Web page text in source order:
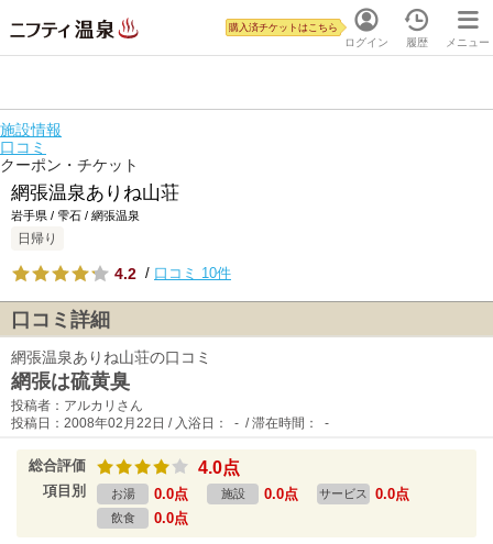
ログイン
購入済チケットはこちら
履歴 メニュー
施設情報
口コミ
クーポン・チケット
網張温泉ありね山荘
岩手県 / 雫石 / 網張温泉
日帰り
4.2 / 口コミ 10件
口コミ詳細
網張温泉ありね山荘の口コミ
網張は硫黄臭
投稿者：アルカリさん
投稿日：2008年02月22日 / 入浴日： - / 滞在時間： -
総合評価 4.0点
項目別 お湯 0.0点 施設 0.0点 サービス 0.0点
飲食 0.0点